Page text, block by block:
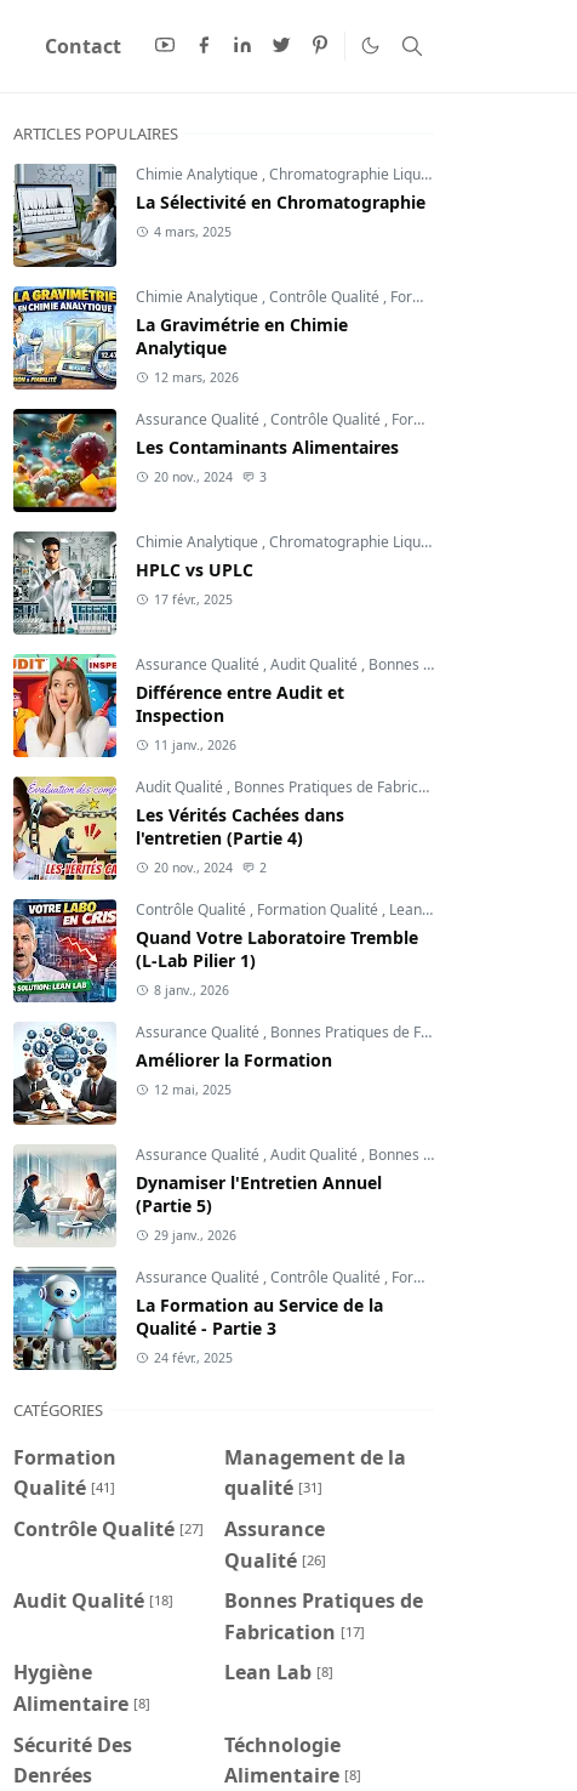
Contact
ARTICLES POPULAIRES
Chimie Analytique ,Chromatographie Liquide
La Sélectivité en Chromatographie
4 mars, 2025
Chimie Analytique ,Contrôle Qualité , Formation Qualité
La Gravimétrie en Chimie
Analytique
12 mars, 2026
Assurance Qualité ,Contrôle Qualité , Formation Qualité
Les Contaminants Alimentaires
20 nov., 2024 3
Chimie Analytique ,Chromatographie Liquide
HPLC vs UPLC
17 févr., 2025
Assurance Qualité ,Audit Qualité , Bonnes Pratiques de Fabrication
Différence entre Audit et
Inspection
11 janv., 2026
Audit Qualité , Bonnes Pratiques de Fabrication
Les Vérités Cachées dans
l'entretien (Partie 4)
20 nov., 2024 2
Contrôle Qualité , Formation Qualité , Lean Lab
Quand Votre Laboratoire Tremble
(L-Lab Pilier 1)
8 janv., 2026
Assurance Qualité , Bonnes Pratiques de Fabrication
Améliorer la Formation
12 mai, 2025
Assurance Qualité ,Audit Qualité , Bonnes Pratiques de Fabrication
Dynamiser l'Entretien Annuel
(Partie 5)
29 janv., 2026
Assurance Qualité ,Contrôle Qualité , Formation Qualité
La Formation au Service de la
Qualité - Partie 3
24 févr., 2025
CATÉGORIES
Formation
Qualité [41]
Management de la
qualité [31]
Contrôle Qualité [27]
Assurance
Qualité [26]
Audit Qualité [18]
Bonnes Pratiques de
Fabrication [17]
Hygiène
Alimentaire [8]
Lean Lab [8]
Sécurité Des
Denrées
Téchnologie
Alimentaire [8]